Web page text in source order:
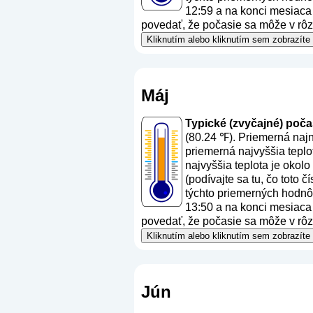
12:59 a na konci
povedať, že počasie sa môže v
Kliknutím alebo kliknutím sem
Máj
Typické (zvyčajné)
(80.24 ℉). Priemerná
priemerná najvyššia
najvyššia teplota je
(podívajte sa tu, čo toto
týchto priemerných
13:50 a na konci
povedať, že počasie sa môže v
Kliknutím alebo kliknutím sem
Jún